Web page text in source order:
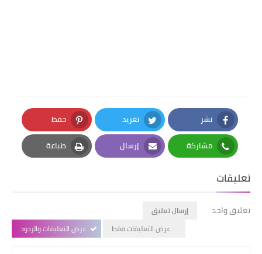
نشر
Facebook
تغريد
Twitter
حفظ
Pinterest
مشاركة
Whatsapp
إرسال
Email
طباعة
Print
تعليقات
تعليق واحد
إرسال تعليق
عرض التعليقات فقط
عرض التعليقات والردود